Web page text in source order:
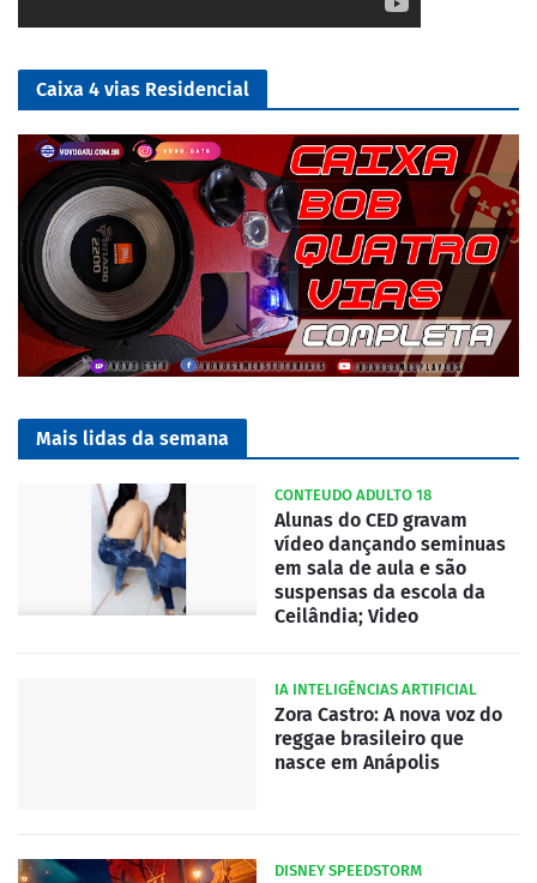
Caixa 4 vias Residencial
Mais lidas da semana
CONTEUDO ADULTO 18
Alunas do CED gravam
vídeo dançando seminuas
em sala de aula e são
suspensas da escola da
Ceilândia; Video
IA INTELIGÊNCIAS ARTIFICIAL
Zora Castro: A nova voz do
reggae brasileiro que
nasce em Anápolis
DISNEY SPEEDSTORM